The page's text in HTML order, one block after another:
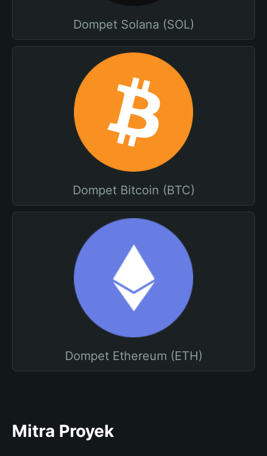
Dompet Solana (SOL)
Dompet Bitcoin (BTC)
Dompet Ethereum (ETH)
Mitra Proyek